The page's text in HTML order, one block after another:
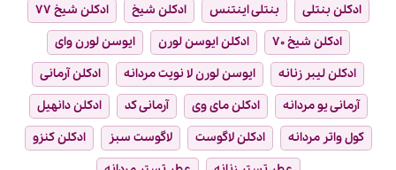
ادکلن بنتلی
بنتلی اینتنس ادکلن شیخ
ادکلن شیخ ۷۷
ادکلن شیخ ۷۰
ادکلن ایوسن لورن
ایوسن لورن وای
ادکلن لیبر زنانه
ایوسن لورن لا نویت مردانه
ادکلن آرمانی
آرمانی یو مردانه
ادکلن مای وی آرمانی کد
ادکلن دانهیل
کول واتر مردانه
ادکلن لاگوست لاگوست سبز
ادکلن کنزو